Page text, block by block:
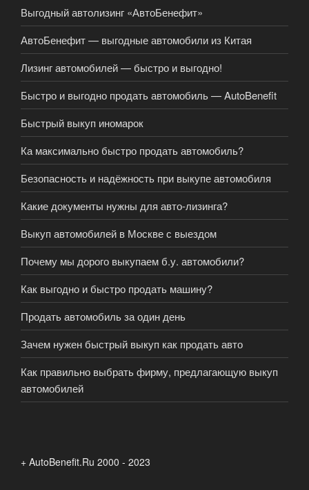
Выгодный автолизинг «АвтоБенефит»
АвтоБенефит — выгодные автомобили из Китая
Лизинг автомобилей — быстро и выгодно!
Быстро и выгодно продать автомобиль — AutoBenefit
Быстрый выкуп иномарок
Ка максимально быстро продать автомобиль?
Безопасность и надёжность при выкупе автомобиля
Какие документы нужны для авто-лизинга?
Выкуп автомобилей в Москве с выездом
Почему мы дорого выкупаем б.у. автомобили?
Как выгодно и быстро продать машину?
Продать автомобиль за один день
Зачем нужен быстрый выкуп как продать авто
Как правильно выбрать фирму, предлагающую выкуп
автомобилей
+ AutoBenefit.Ru 2000 - 2023